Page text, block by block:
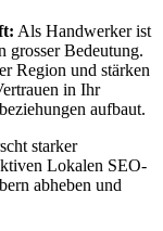
Als Handwerker ist
grosser Bedeutung.
Region und stärken
in Ihr
aufbaut.
starker
Lokalen SEO-
abheben und